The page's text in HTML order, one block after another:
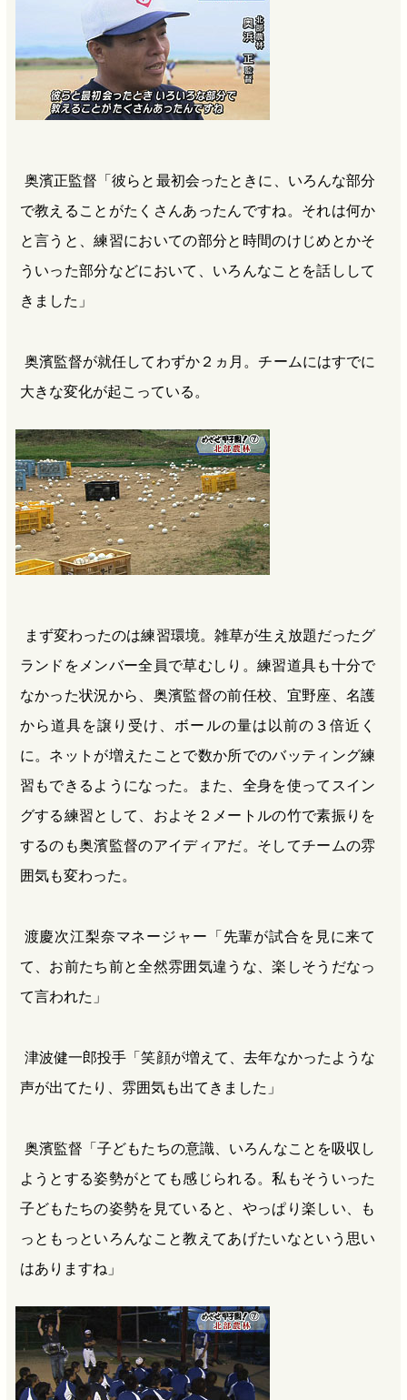
奥濱正監督「彼らと最初会ったときに、いろんな部分
で教えることがたくさんあったんですね。それは何か
と言うと、練習においての部分と時間のけじめとかそ
ういった部分などにおいて、いろんなことを話しして
きました」
奥濱監督が就任してわずか２ヵ月。チームにはすでに
大きな変化が起こっている。
まず変わったのは練習環境。雑草が生え放題だったグ
ランドをメンバー全員で草むしり。練習道具も十分で
なかった状況から、奥濱監督の前任校、宜野座、名護
から道具を譲り受け、ボールの量は以前の３倍近く
に。ネットが増えたことで数か所でのバッティング練
習もできるようになった。また、全身を使ってスイン
グする練習として、およそ２メートルの竹で素振りを
するのも奥濱監督のアイディアだ。そしてチームの雰
囲気も変わった。
渡慶次江梨奈マネージャー「先輩が試合を見に来て
て、お前たち前と全然雰囲気違うな、楽しそうだなっ
て言われた」
津波健一郎投手「笑顔が増えて、去年なかったような
声が出てたり、雰囲気も出てきました」
奥濱監督「子どもたちの意識、いろんなことを吸収し
ようとする姿勢がとても感じられる。私もそういった
子どもたちの姿勢を見ていると、やっぱり楽しい、も
っともっといろんなこと教えてあげたいなという思い
はありますね」